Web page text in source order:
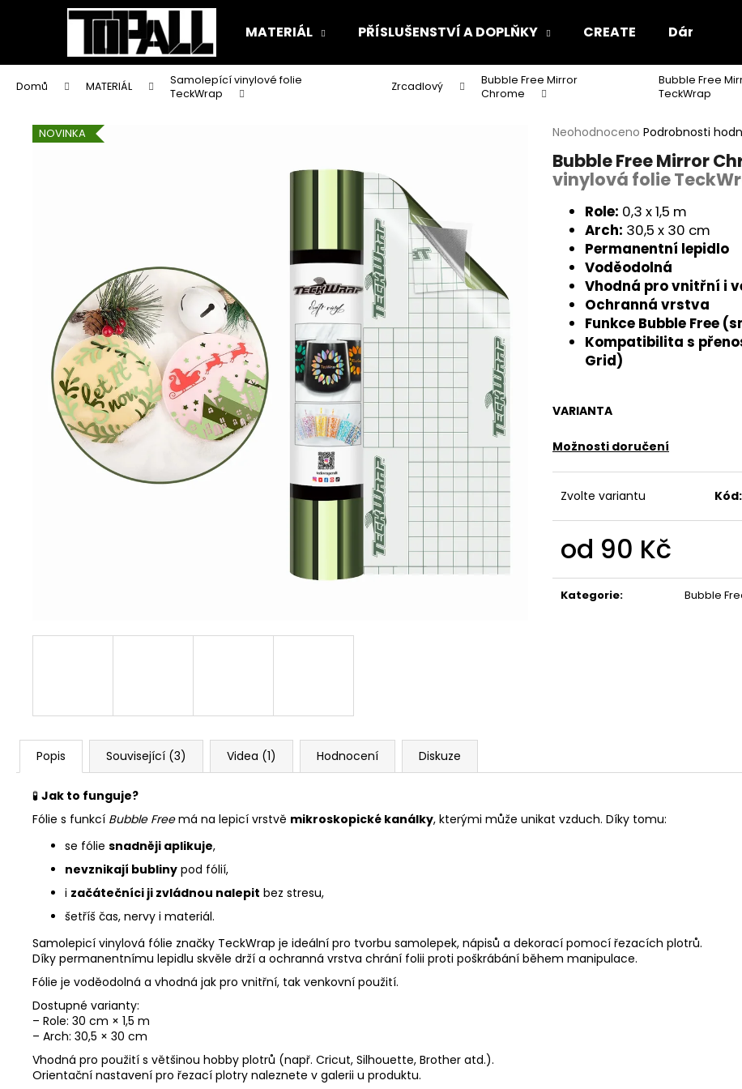
MATERIÁL PŘÍSLUŠENSTVÍ A DOPLŇKY CREATE Dárkový
Domů MATERIÁL
Samolepící vinylové folie
TeckWrap
Zrcadlový
Bubble Free Mirror
Chrome
Bubble Free
TeckWrap
Průměrné
produktu
je
hvězdiček.
Neohodnoceno Podrobnosti
Bubble Free Mirror
vinylová folie
Role: 0,3 x 1,5 m
Arch: 30,5 x 30 cm
Permanentní lepidlo
Voděodolná
Vhodná pro vnitřní i
Ochranná vrstva
Funkce Bubble Free
Kompatibilita s
Grid)
VARIANTA
Možnosti doručení
Zvolte variantu Kód:
od 90 Kč
cena:
Kategorie: Bubble
NOVINKA
Popis Související (3) Videa (1) Hodnocení Diskuze
🧪 Jak to funguje?
Fólie s funkcí Bubble Freemá na lepicí vrstvě mikroskopické kanálky, kterými může unikat vzduch. Díky tomu:
se fólie snadněji aplikuje,
nevznikají bubliny pod fólií,
i začátečníci ji zvládnou nalepit bez stresu,
šetříš čas, nervy i materiál.
Samolepicí vinylová fólie značky TeckWrap je ideální pro tvorbu samolepek, nápisů a dekorací pomocí řezacích plotrů.
Díky permanentnímu lepidlu skvěle drží a ochranná vrstva chrání folii proti poškrábání během manipulace.
Fólie je voděodolná a vhodná jak pro vnitřní, tak venkovní použití.
Dostupné varianty:
– Role: 30 cm × 1,5 m
– Arch: 30,5 × 30 cm
Vhodná pro použití s většinou hobby plotrů (např. Cricut, Silhouette, Brother atd.).
Orientační nastavení pro řezací plotry naleznete v galerii u produktu.
í
do
obchodu
do
obchodu
Co potřebujete najít?
HLEDAT
Doporučujeme